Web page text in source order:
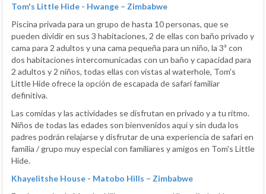
Tom's Little Hide - Hwange – Zimbabwe
Piscina privada para un grupo de hasta 10 personas, que se
pueden dividir en sus 3 habitaciones, 2 de ellas con baño privado y
cama para 2 adultos y una cama pequeña para un niño, la 3ª con
dos habitaciones intercomunicadas con un baño y capacidad para
2 adultos y 2 niños, todas ellas con vistas al waterhole, Tom's
Little Hide ofrece la opción de escapada de safari familiar
definitiva.
Las comidas y las actividades se disfrutan en privado y a tu ritmo.
Niños de todas las edades son bienvenidos aquí y sin duda los
padres podrán relajarse y disfrutar de una experiencia de safari en
familia / grupo muy especial con familiares y amigos en Tom's Little
Hide.
Khayelitshe House - Matobo Hills – Zimbabwe